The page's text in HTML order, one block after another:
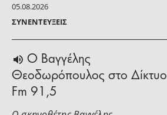
05.08.2026
ΣΥΝΕΝΤΕΎΞΕΙΣ
Ο Βαγγέλης
Θεοδωρόπουλος στο Δίκτυο
Fm 91,5